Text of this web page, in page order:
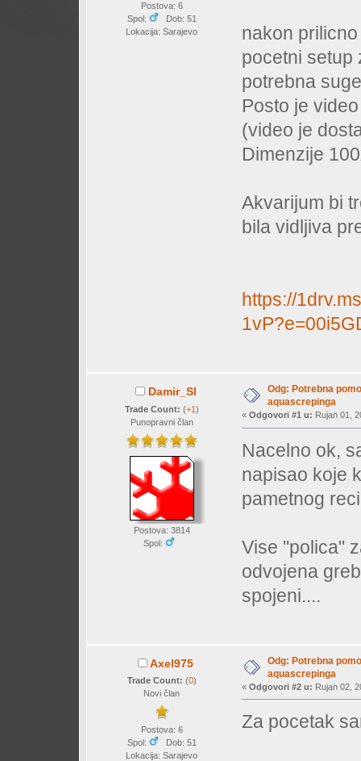
Postova: 6
Spol:
Dob: 51
Lokacija: Sarajevo
nakon
pocetni setup
potrebna
Posto je
(video je
Dimenzije
Akvarijum bi
bila vidljiva
https://
Damir_Sl
Trade Count: (+1)
Punopravni član
Postova: 3814
Spol:
Odg: Potrebna
aquascrepinga
« Odgovori #1 u: Rujan 01,
Nacelno ok,
napisao koje
pametnog
Vise "polica"
odvojena
spojeni....
Axel975
Trade Count: (0)
Novi član
Postova: 6
Spol:
Dob: 51
Lokacija: Sarajevo
Odg: Potrebna
aquascrepinga
« Odgovori #2 u: Rujan 02,
Za pocetak